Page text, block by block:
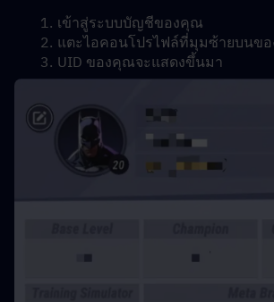
เข้าสู่ระบบบัญชีของคุณ
แตะไอคอนโปรไฟล์ที่มุมซ้ายบนข
UID ของคุณจะแสดงขึ้นมา